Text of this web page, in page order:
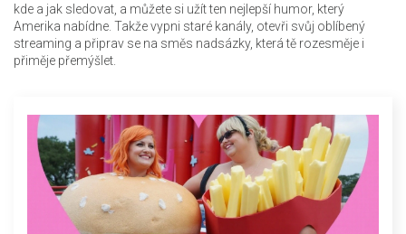
kde a jak sledovat, a můžete si užít ten nejlepší humor, který
Amerika nabídne. Takže vypni staré kanály, otevři svůj oblíbený
streaming a připrav se na směs nadsázky, která tě rozesměje i
přiměje přemýšlet.